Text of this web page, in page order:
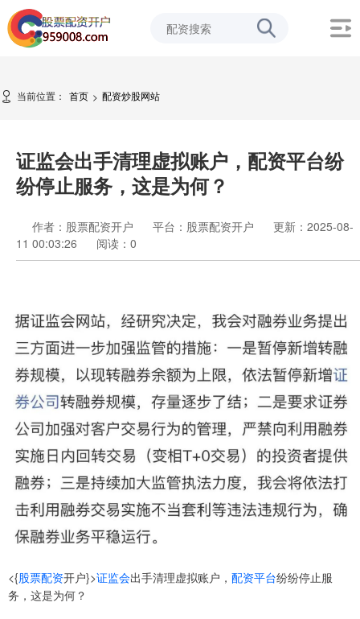
当前位置： 首页 > 配资炒股网站
证监会出手清理虚拟账户，配资平台纷
纷停止服务，这是为何？
作者：股票配资开户 平台：股票配资开户
更新：2025-08-
11 00:03:26
阅读： 0
<{股票配资开户}>证监会出手清理虚拟账户， 配资平台纷纷停止服
务，这是为何？